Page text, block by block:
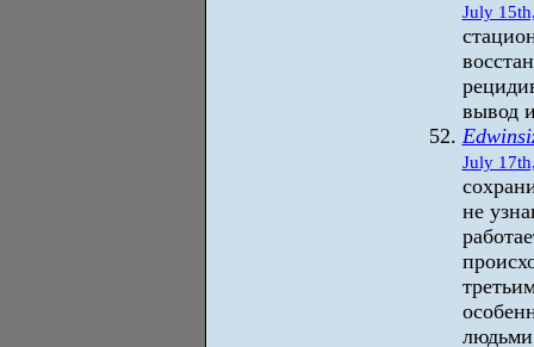
July
вывод
July
не
людьми